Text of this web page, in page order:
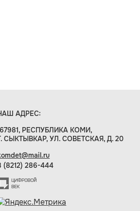
АДРЕС:
РЕСПУБЛИКА КОМИ,
СЫКТЫВКАР, УЛ. СОВЕТСКАЯ, Д. 20
(8212) 286-444